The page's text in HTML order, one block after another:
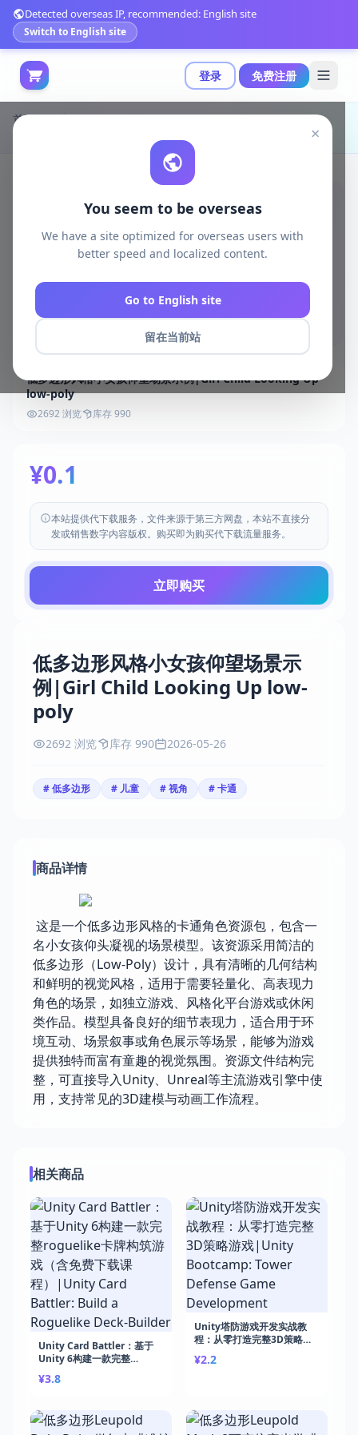
登录 免费注册
Detected overseas IP, recommended: English site
Switch to English site
×
You seem to be overseas
We have a site optimized for overseas users with
better speed and localized content.
Go to English site
留在当前站
首页 游戏开发 unity资源
Unity 3D-Models
低多边形风格小女孩仰望场景示
例|Girl Child Looking Up low-
poly
2692 浏览 库存 990 2026-05-26
# 低多边形 # 儿童 # 视角 # 卡通
商品详情
这是一个低多边形风格的卡通角色资源包，包含一
名小女孩仰头凝视的场景模型。该资源采用简洁的
低多边形（Low-Poly）设计，具有清晰的几何结构
和鲜明的视觉风格，适用于需要轻量化、高表现力
角色的场景，如独立游戏、风格化平台游戏或休闲
类作品。模型具备良好的细节表现力，适合用于环
境互动、场景叙事或角色展示等场景，能够为游戏
提供独特而富有童趣的视觉氛围。资源文件结构完
整，可直接导入Unity、Unreal等主流游戏引擎中使
用，支持常见的3D建模与动画工作流程。
相关商品
Unity Card Battler：基于
Unity 6构建一款完整
免费下载课程）|Unity Card
Deck-Builder
¥3.8
Unity塔防游戏开发实战教
程：从零打造完整3D策略游
Defense Game
¥2.2
低多边形风格小女孩仰望场景示例|Girl Child Looking Up
low-poly
2692 浏览 库存 990
¥0.1
本站提供代下载服务，文件来源于第三方网盘，本站不直接分
发或销售数字内容版权。购买即为购买代下载流量服务。
立即购买